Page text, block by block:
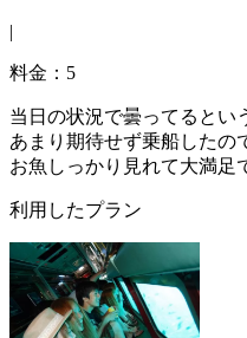
|
料金：5
当日の状況で曇ってるとい
あまり期待せず乗船したの
お魚しっかり見れて大満足
利用したプラン